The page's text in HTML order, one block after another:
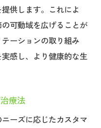
供します。これによ
可動域を広げることが
ーションの取り組み
感し、より健康的な生
療法
ーズに応じたカスタマ